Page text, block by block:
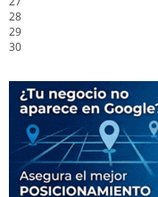
28
29
30